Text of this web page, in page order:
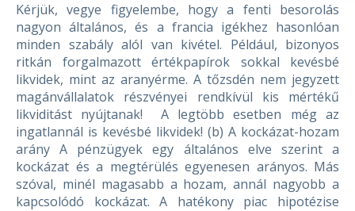
Kérjük, vegye figyelembe, hogy a fenti besorolás
nagyon általános, és a francia igékhez hasonlóan
minden szabály alól van kivétel. Például, bizonyos
ritkán forgalmazott értékpapírok sokkal kevésbé
likvidek, mint az aranyérme. A tőzsdén nem jegyzett
magánvállalatok részvényei rendkívül kis mértékű
likviditást nyújtanak! A legtöbb esetben még az
ingatlannál is kevésbé likvidek! (b) A kockázat-hozam
arány A pénzügyek egy általános elve szerint a
kockázat és a megtérülés egyenesen arányos. Más
szóval, minél magasabb a hozam, annál nagyobb a
kapcsolódó kockázat. A hatékony piac hipotézise